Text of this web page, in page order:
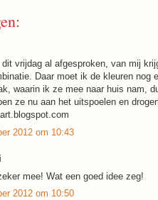
dit vrijdag al afgesproken, van mij
Daar moet ik de kleuren nog
waarin ik ze mee naar huis nam,
ze nu aan het uitspoelen en
2012 om 10:43
mee! Wat een goed idee zeg!
2012 om 10:50